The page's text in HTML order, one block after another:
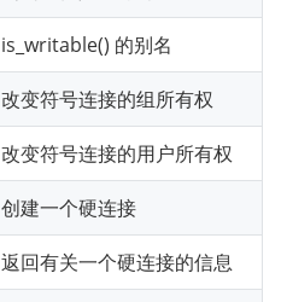
is_writable() 的别名
改变符号连接的组所有权
改变符号连接的用户所有权
创建一个硬连接
返回有关一个硬连接的信息